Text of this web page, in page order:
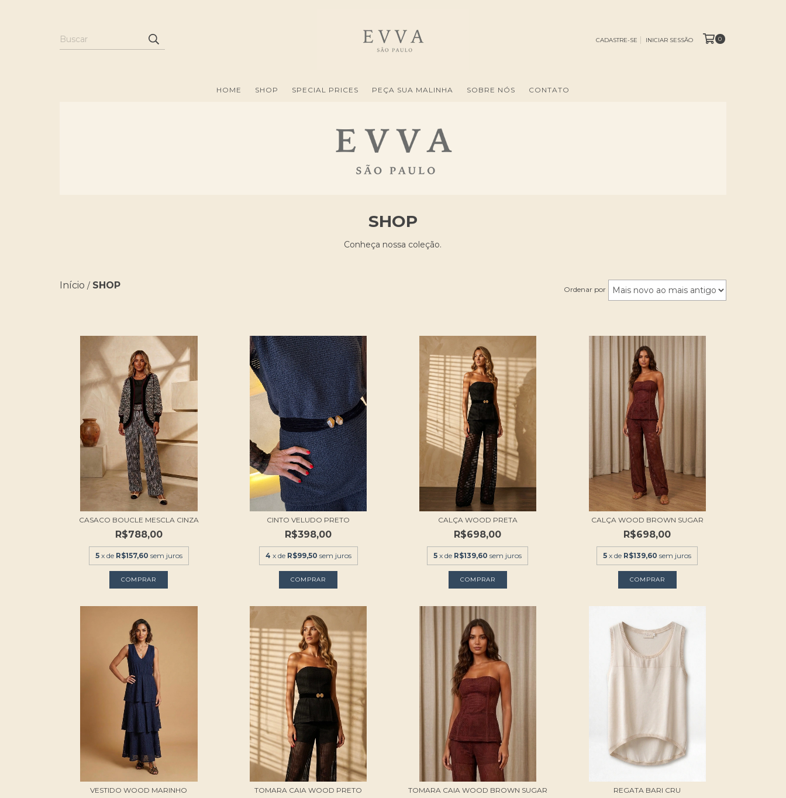
CADASTRE-SE INICIAR SESSÃO 0
HOME SHOP SPECIAL PRICES PEÇA SUA MALINHA SOBRE NÓS CONTATO
SHOP
Conheça nossa coleção.
Início / SHOP Ordenar por
CASACO BOUCLE MESCLA CINZA
R$788,00
5 x de R$157,60 sem juros
COMPRAR
CINTO VELUDO PRETO
R$398,00
4 x de R$99,50 sem juros
COMPRAR
CALÇA WOOD PRETA
R$698,00
5 x de R$139,60 sem juros
COMPRAR
CALÇA WOOD BROWN SUGAR
R$698,00
5 x de R$139,60 sem juros
COMPRAR
VESTIDO WOOD MARINHO TOMARA CAIA WOOD PRETO TOMARA CAIA WOOD BROWN SUGAR REGATA BARI CRU